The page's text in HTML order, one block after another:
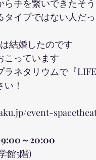
手を繋いできたそう
タイプではない人だ
結婚したのです
こっています
ラネタリウムで『
！
event-
～20:00
館5階)